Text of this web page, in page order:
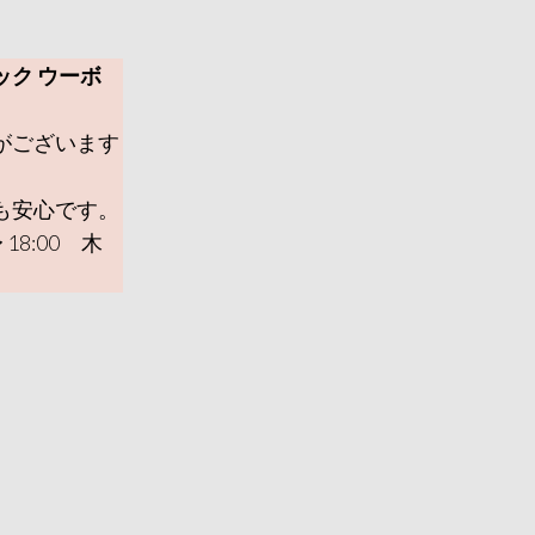
ク ウーボ
ございます
心です。
18:00 木